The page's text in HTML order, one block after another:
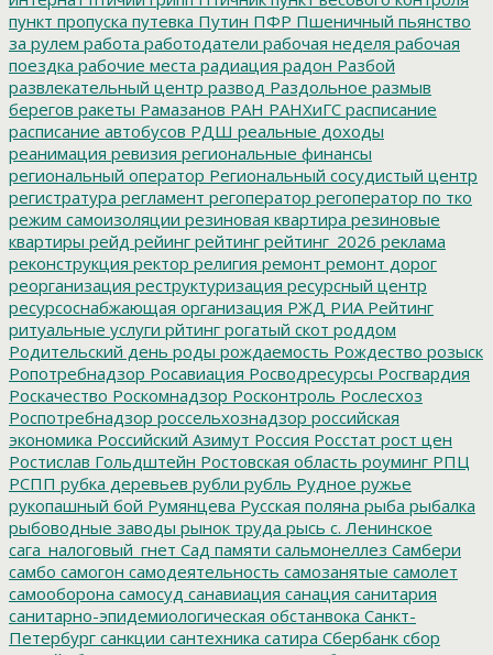
пункт пропуска путевка Путин ПФР Пшеничный пьянство
за рулем работа работодатели рабочая неделя рабочая
поездка рабочие места радиация радон Разбой
развлекательный центр развод Раздольное размыв
берегов ракеты Рамазанов РАН РАНХиГС расписание
расписание автобусов РДШ реальные доходы
реанимация ревизия региональные финансы
региональный оператор Региональный сосудистый центр
регистратура регламент регоператор регоператор по тко
режим самоизоляции резиновая квартира резиновые
квартиры рейд рейинг рейтинг рейтинг_2026 реклама
реконструкция ректор религия ремонт ремонт дорог
реорганизация реструктуризация ресурсный центр
ресурсоснабжающая организация РЖД РИА Рейтинг
ритуальные услуги рйтинг рогатый скот роддом
Родительский день роды рождаемость Рождество розыск
Ропотребнадзор Росавиация Росводресурсы Росгвардия
Роскачество Роскомнадзор Росконтроль Рослесхоз
Роспотребнадзор россельхознадзор российская
экономика Российский Азимут Россия Росстат рост цен
Ростислав Гольдштейн Ростовская область роуминг РПЦ
РСПП рубка деревьев рубли рубль Рудное ружье
рукопашный бой Румянцева Русская поляна рыба рыбалка
рыбоводные заводы рынок труда рысь с. Ленинское
сага_налоговый_гнет Сад памяти сальмонеллез Самбери
самбо самогон самодеятельность самозанятые самолет
самооборона самосуд санавиация санация санитария
санитарно-эпидемиологическая обстанвока Санкт-
Петербург санкции сантехника сатира Сбербанк сбор